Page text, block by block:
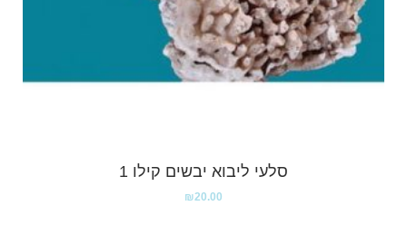
סלעי ליבוא יבשים קילו 1
₪20.00